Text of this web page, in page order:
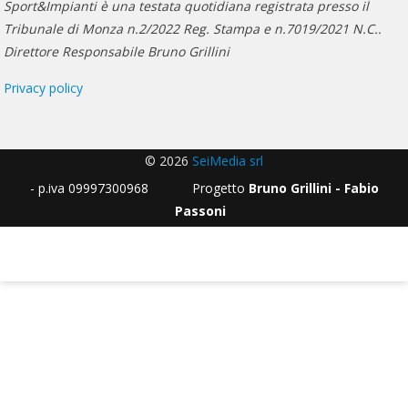
Sport&Impianti è una testata quotidiana registrata presso il
Tribunale di Monza n.2/2022 Reg. Stampa e n.7019/2021 N.C..
Direttore Responsabile Bruno Grillini
Privacy policy
© 2026 SeiMedia srl
- p.iva 09997300968 Progetto Bruno Grillini - Fabio
Passoni